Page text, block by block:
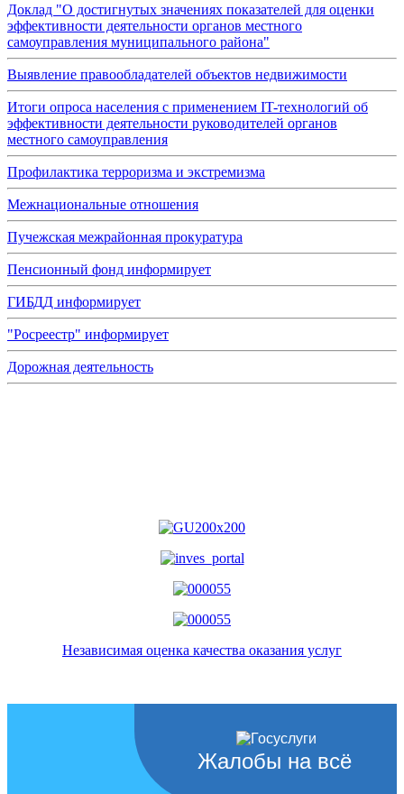
Доклад "О достигнутых значениях показателей для оценки
эффективности деятельности органов местного
самоуправления муниципального района"
Выявление правообладателей объектов недвижимости
Итоги опроса населения с применением IT-технологий об
эффективности деятельности руководителей органов
местного самоуправления
Профилактика терроризма и экстремизма
Межнациональные отношения
Пучежская межрайонная прокуратура
Пенсионный фонд информирует
ГИБДД информирует
"Росреестр" информирует
Дорожная деятельность
Независимая оценка качества оказания услуг
Жалобы на всё